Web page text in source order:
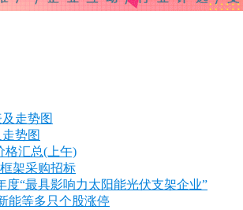
势图
格汇总(上午)
架采购招标
度“最具影响力太阳能光伏支架企业”
能等多只个股涨停